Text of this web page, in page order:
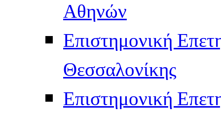
Αθηνών
Επιστημονική
Θεσσαλονίκης
Επιστημονική